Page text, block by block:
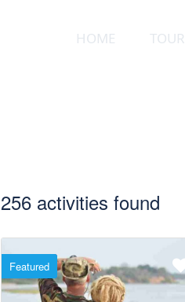
HOME TOUR
256 activities found
Featured